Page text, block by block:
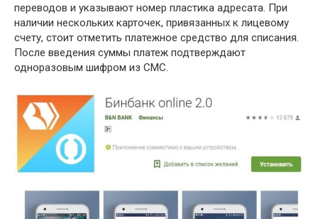
переводов и указывают номер пластика адресата. При
наличии нескольких карточек, привязанных к лицевому
счету, стоит отметить платежное средство для списания.
После введения суммы платеж подтверждают
одноразовым шифром из СМС.